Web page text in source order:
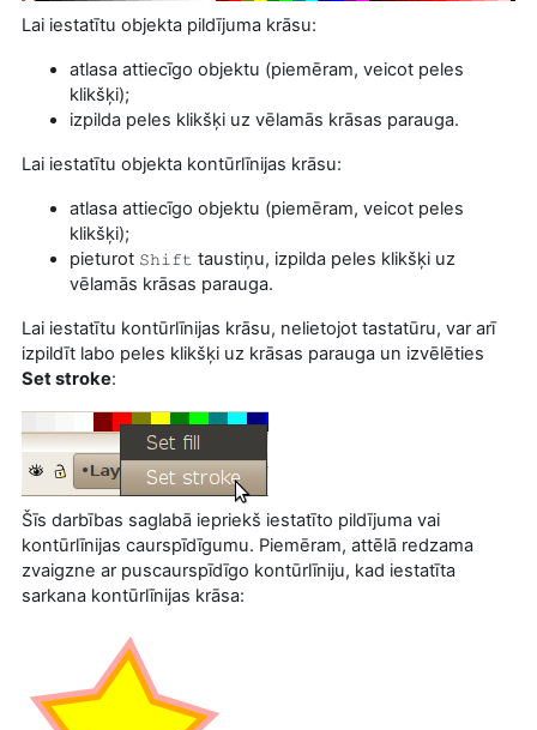
Lai iestatītu objekta pildījuma krāsu:
atlasa attiecīgo objektu (piemēram, veicot peles
klikšķi);
izpilda peles klikšķi uz vēlamās krāsas parauga.
Lai iestatītu objekta kontūrlīnijas krāsu:
atlasa attiecīgo objektu (piemēram, veicot peles
klikšķi);
pieturot Shift taustiņu, izpilda peles klikšķi uz
vēlamās krāsas parauga.
Lai iestatītu kontūrlīnijas krāsu, nelietojot tastatūru, var arī
izpildīt labo peles klikšķi uz krāsas parauga un izvēlēties
Set stroke:
Šīs darbības saglabā iepriekš iestatīto pildījuma vai
kontūrlīnijas caurspīdīgumu. Piemēram, attēlā redzama
zvaigzne ar puscaurspīdīgo kontūrlīniju, kad iestatīta
sarkana kontūrlīnijas krāsa: